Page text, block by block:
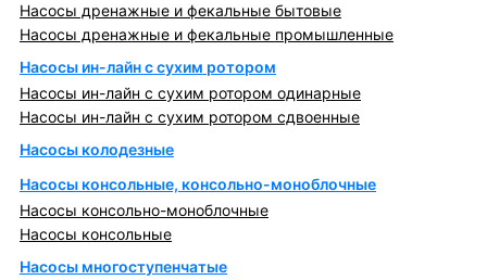
Насосы дренажные и фекальные бытовые
Насосы дренажные и фекальные промышленные
Насосы ин-лайн с сухим ротором
Насосы ин-лайн с сухим ротором одинарные
Насосы ин-лайн с сухим ротором сдвоенные
Насосы колодезные
Насосы консольные, консольно-моноблочные
Насосы консольно-моноблочные
Насосы консольные
Насосы многоступенчатые